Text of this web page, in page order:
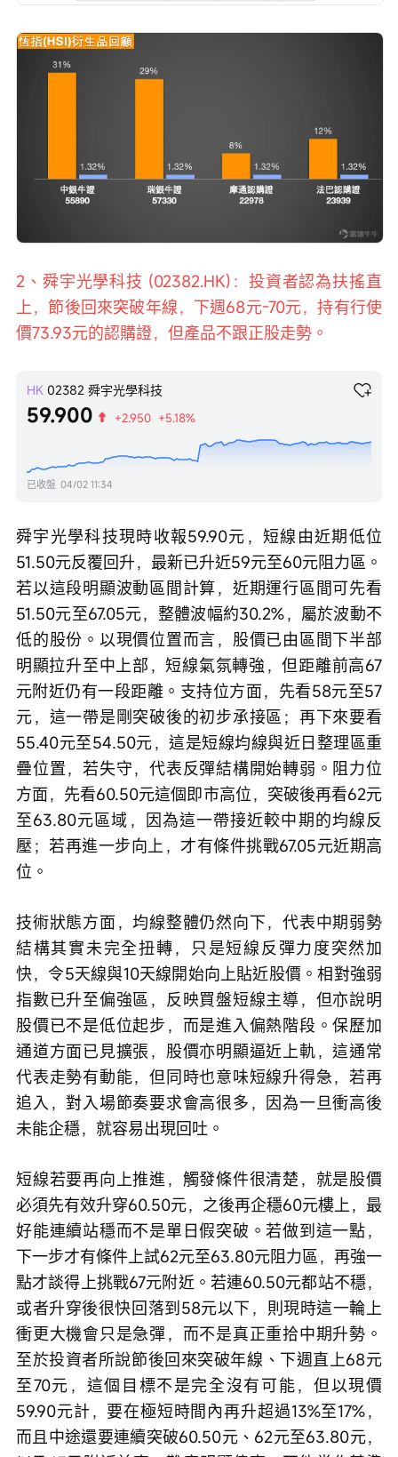
2、舜宇光學科技 (02382.HK)：投資者認為扶搖直
上，節後回來突破年線，下週68元-70元，持有行使
價73.93元的認購證，但產品不跟正股走勢。
HK 02382 舜宇光學科技
59.900 +2.950 +5.18%
已收盤 04/02 11:34
舜宇光學科技現時收報59.90元，短線由近期低位
51.50元反覆回升，最新已升近59元至60元阻力區。
若以這段明顯波動區間計算，近期運行區間可先看
51.50元至67.05元，整體波幅約30.2%，屬於波動不
低的股份。以現價位置而言，股價已由區間下半部
明顯拉升至中上部，短線氣氛轉強，但距離前高67
元附近仍有一段距離。支持位方面，先看58元至57
元，這一帶是剛突破後的初步承接區；再下來要看
55.40元至54.50元，這是短線均線與近日整理區重
疊位置，若失守，代表反彈結構開始轉弱。阻力位
方面，先看60.50元這個即市高位，突破後再看62元
至63.80元區域，因為這一帶接近較中期的均線反
壓；若再進一步向上，才有條件挑戰67.05元近期高
位。
技術狀態方面，均線整體仍然向下，代表中期弱勢
結構其實未完全扭轉，只是短線反彈力度突然加
快，令5天線與10天線開始向上貼近股價。相對強弱
指數已升至偏強區，反映買盤短線主導，但亦說明
股價已不是低位起步，而是進入偏熱階段。保歷加
通道方面已見擴張，股價亦明顯逼近上軌，這通常
代表走勢有動能，但同時也意味短線升得急，若再
追入，對入場節奏要求會高很多，因為一旦衝高後
未能企穩，就容易出現回吐。
短線若要再向上推進，觸發條件很清楚，就是股價
必須先有效升穿60.50元，之後再企穩60元樓上，最
好能連續站穩而不是單日假突破。若做到這一點，
下一步才有條件上試62元至63.80元阻力區，再強一
點才談得上挑戰67元附近。若連60.50元都站不穩，
或者升穿後很快回落到58元以下，則現時這一輪上
衝更大機會只是急彈，而不是真正重拾中期升勢。
至於投資者所說節後回來突破年線、下週直上68元
至70元，這個目標不是完全沒有可能，但以現價
59.90元計，要在極短時間內再升超過13%至17%，
而且中途還要連續突破60.50元、62元至63.80元，